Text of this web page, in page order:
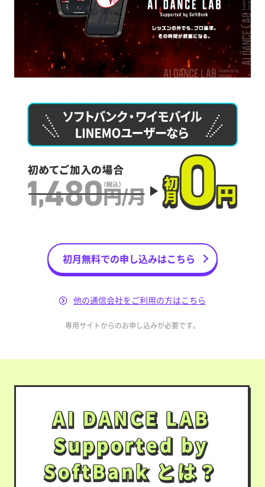
初月無料での申し込みはこちら
他の通信会社をご利用の方はこちら
専用サイトからのお申し込みが必要です。
AI DANCE LAB
Supported by
SoftBank とは？
AI DANCE LAB
Supported by
SoftBank とは？